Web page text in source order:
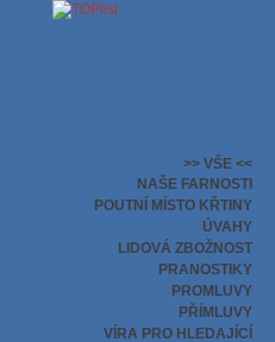
>> VŠE <<
NAŠE FARNOSTI
POUTNÍ MÍSTO KŘTINY
ÚVAHY
LIDOVÁ ZBOŽNOST
PRANOSTIKY
PROMLUVY
PŘÍMLUVY
VÍRA PRO HLEDAJÍCÍ